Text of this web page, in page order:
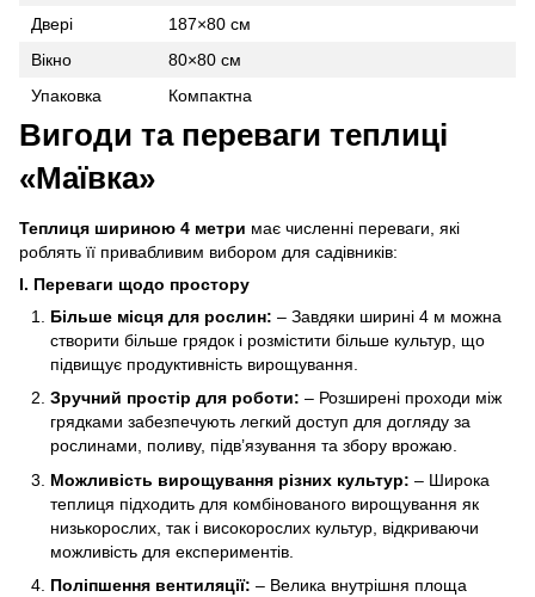
Двері
187×80 см
Вікно
80×80 см
Упаковка
Компактна
Вигоди та переваги теплиці
«Маївка»
Теплиця шириною 4 метри має численні переваги, які
роблять її привабливим вибором для садівників:
I. Переваги щодо простору
Більше місця для рослин: – Завдяки ширині 4 м можна
створити більше грядок і розмістити більше культур, що
підвищує продуктивність вирощування.
Зручний простір для роботи: – Розширені проходи між
грядками забезпечують легкий доступ для догляду за
рослинами, поливу, підв’язування та збору врожаю.
Можливість вирощування різних культур: – Широка
теплиця підходить для комбінованого вирощування як
низькорослих, так і високорослих культур, відкриваючи
можливість для експериментів.
Поліпшення вентиляції: – Велика внутрішня площа